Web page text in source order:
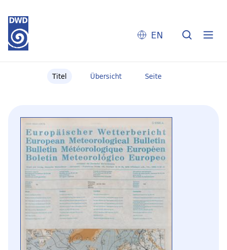
EN
Titel Übersicht Seite